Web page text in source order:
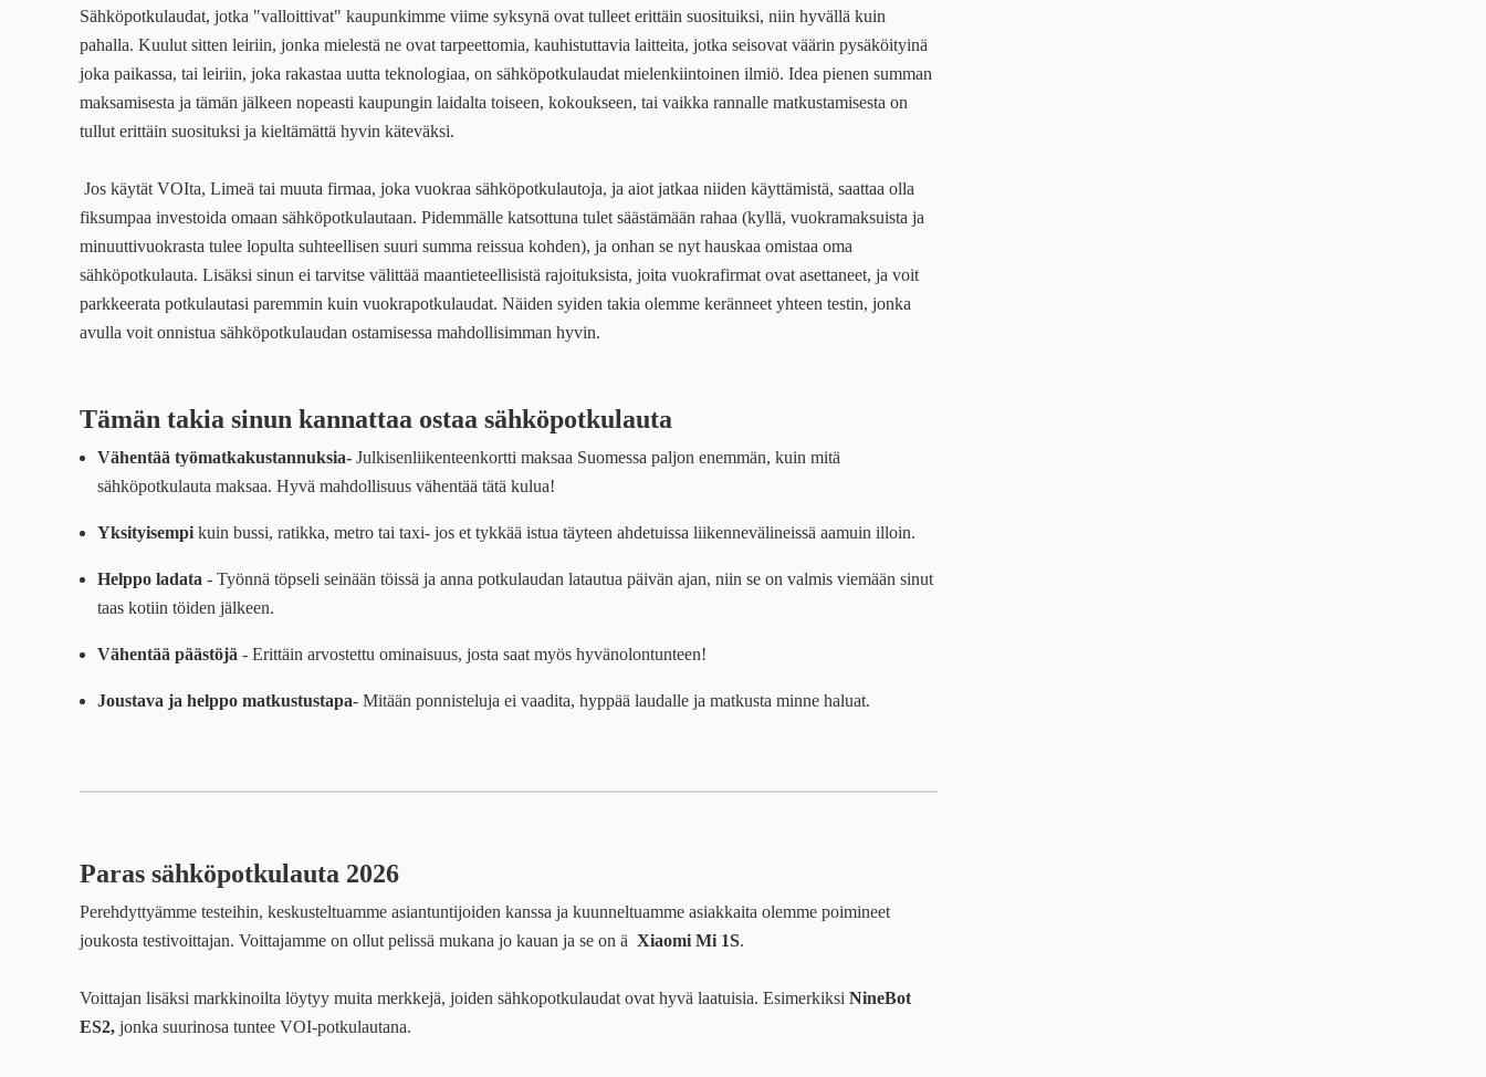
Sähköpotkulaudat, jotka "valloittivat" kaupunkimme viime syksynä ovat tulleet erittäin suosituiksi, niin hyvällä kuin
pahalla. Kuulut sitten leiriin, jonka mielestä ne ovat tarpeettomia, kauhistuttavia laitteita, jotka seisovat väärin pysäköityinä
joka paikassa, tai leiriin, joka rakastaa uutta teknologiaa, on sähköpotkulaudat mielenkiintoinen ilmiö. Idea pienen summan
maksamisesta ja tämän jälkeen nopeasti kaupungin laidalta toiseen, kokoukseen, tai vaikka rannalle matkustamisesta on
tullut erittäin suosituksi ja kieltämättä hyvin käteväksi.
Jos käytät VOIta, Limeä tai muuta firmaa, joka vuokraa sähköpotkulautoja, ja aiot jatkaa niiden käyttämistä, saattaa olla
fiksumpaa investoida omaan sähköpotkulautaan. Pidemmälle katsottuna tulet säästämään rahaa (kyllä, vuokramaksuista ja
minuuttivuokrasta tulee lopulta suhteellisen suuri summa reissua kohden), ja onhan se nyt hauskaa omistaa oma
sähköpotkulauta. Lisäksi sinun ei tarvitse välittää maantieteellisistä rajoituksista, joita vuokrafirmat ovat asettaneet, ja voit
parkkeerata potkulautasi paremmin kuin vuokrapotkulaudat. Näiden syiden takia olemme keränneet yhteen testin, jonka
avulla voit onnistua sähköpotkulaudan ostamisessa mahdollisimman hyvin.
Tämän takia sinun kannattaa ostaa sähköpotkulauta
Vähentää työmatkakustannuksia- Julkisenliikenteenkortti maksaa Suomessa paljon enemmän, kuin mitä
sähköpotkulauta maksaa. Hyvä mahdollisuus vähentää tätä kulua!
Yksityisempi kuin bussi, ratikka, metro tai taxi- jos et tykkää istua täyteen ahdetuissa liikennevälineissä aamuin illoin.
Helppo ladata - Työnnä töpseli seinään töissä ja anna potkulaudan latautua päivän ajan, niin se on valmis viemään sinut
taas kotiin töiden jälkeen.
Vähentää päästöjä - Erittäin arvostettu ominaisuus, josta saat myös hyvänolontunteen!
Joustava ja helppo matkustustapa- Mitään ponnisteluja ei vaadita, hyppää laudalle ja matkusta minne haluat.
Paras sähköpotkulauta 2026
Perehdyttyämme testeihin, keskusteltuamme asiantuntijoiden kanssa ja kuunneltuamme asiakkaita olemme poimineet
joukosta testivoittajan. Voittajamme on ollut pelissä mukana jo kauan ja se on ä Xiaomi Mi 1S.
Voittajan lisäksi markkinoilta löytyy muita merkkejä, joiden sähkopotkulaudat ovat hyvä laatuisia. Esimerkiksi NineBot
ES2, jonka suurinosa tuntee VOI-potkulautana.